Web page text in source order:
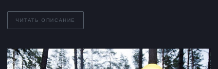
ЧИТАТЬ ОПИСАНИЕ